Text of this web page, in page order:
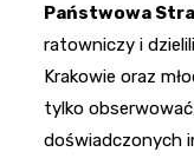
Państwowa
ratowniczy i
Krakowie oraz
tylko
doświadczonych